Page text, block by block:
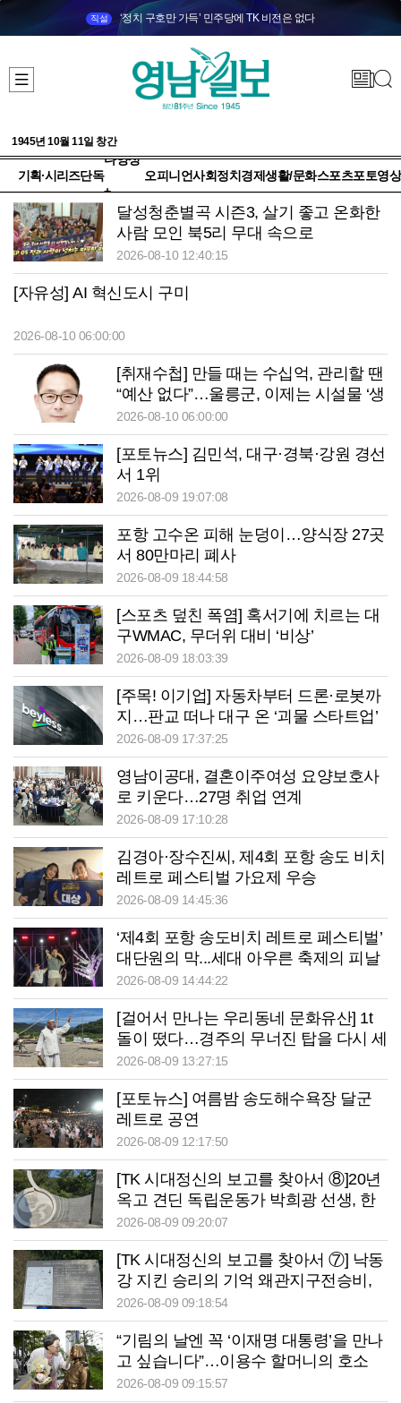
직설 ‘정치 구호만 가득’ 민주당에 TK 비전은 없다
1945년 10월 11일 창간
기획·시리즈단독
다양성
+
오피니언사회정치 경제생활/문화스포츠포토영상
달성청춘별곡 시즌3, 살기 좋고 온화한
사람 모인 북5리 무대 속으로
2026-08-10 12:40:15
[자유성] AI 혁신도시 구미
2026-08-10 06:00:00
[취재수첩] 만들 때는 수십억, 관리할 땐
“예산 없다”…울릉군, 이제는 시설물 ‘생
애관리’에 답해야
2026-08-10 06:00:00
[포토뉴스] 김민석, 대구·경북·강원 경선
서 1위
2026-08-09 19:07:08
포항 고수온 피해 눈덩이…양식장 27곳
서 80만마리 폐사
2026-08-09 18:44:58
[스포츠 덮친 폭염] 혹서기에 치르는 대
구WMAC, 무더위 대비 ‘비상’
2026-08-09 18:03:39
[주목! 이기업] 자동차부터 드론·로봇까
지…판교 떠나 대구 온 ‘괴물 스타트업’
2026-08-09 17:37:25
영남이공대, 결혼이주여성 요양보호사
로 키운다…27명 취업 연계
2026-08-09 17:10:28
김경아·장수진씨, 제4회 포항 송도 비치
레트로 페스티벌 가요제 우승
2026-08-09 14:45:36
‘제4회 포항 송도비치 레트로 페스티벌’
대단원의 막...세대 아우른 축제의 피날
레
2026-08-09 14:44:22
[걸어서 만나는 우리동네 문화유산] 1t
돌이 떴다…경주의 무너진 탑을 다시 세
운 ‘손’
2026-08-09 13:27:15
[포토뉴스] 여름밤 송도해수욕장 달군
레트로 공연
2026-08-09 12:17:50
[TK 시대정신의 보고를 찾아서 ⑧]20년
옥고 견딘 독립운동가 박희광 선생, 한
국전쟁 후 어려운 이웃부터 품었다
2026-08-09 09:20:07
[TK 시대정신의 보고를 찾아서 ⑦] 낙동
강 지킨 승리의 기억 왜관지구전승비,
호국영령 역사는 선명하지만 안내는 아
쉬워
2026-08-09 09:18:54
“기림의 날엔 꼭 ‘이재명 대통령’을 만나
고 싶습니다”…이용수 할머니의 호소
2026-08-09 09:15:57